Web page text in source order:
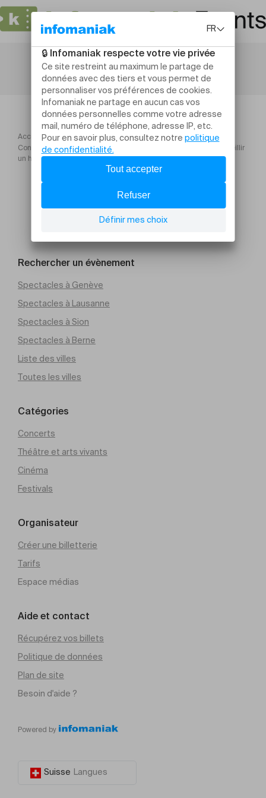
Accueil
Conférence "Les Plantes sauvages comestibles, cueillir et accueillir
un héritage vivant"
Rechercher un évènement
Spectacles à Genève
Spectacles à Lausanne
Spectacles à Sion
Spectacles à Berne
Liste des villes
Toutes les villes
Catégories
Concerts
Théâtre et arts vivants
Cinéma
Festivals
Organisateur
Créer une billetterie
Tarifs
Espace médias
Aide et contact
Récupérez vos billets
Politique de données
Plan de site
Besoin d'aide ?
Powered by
Suisse Langues